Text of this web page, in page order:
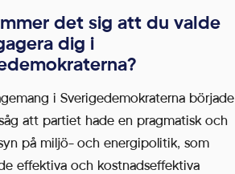
det sig att du valde
dig i
i Sverigedemokraterna började
att partiet hade en pragmatisk och
på miljö- och energipolitik, som
effektiva och kostnadseffektiva